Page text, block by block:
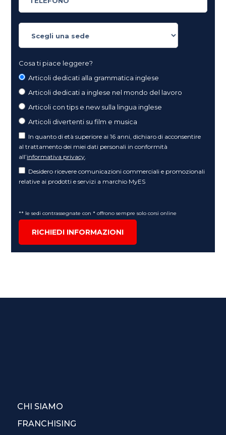
Cosa ti piace leggere?
Articoli dedicati alla grammatica inglese
Articoli dedicati a inglese nel mondo del lavoro
Articoli con tips e new sulla lingua inglese
Articoli divertenti su film e musica
In quanto di età superiore ai 16 anni, dichiaro di acconsentire
al trattamento dei miei dati personali in conformità
all’informativa privacy
Desidero ricevere comunicazioni commerciali e promozionali
relative ai prodotti e servizi a marchio MyES
** le sedi contrassegnate con * offrono sempre solo corsi online
RICHIEDI INFORMAZIONI
CHI SIAMO
FRANCHISING